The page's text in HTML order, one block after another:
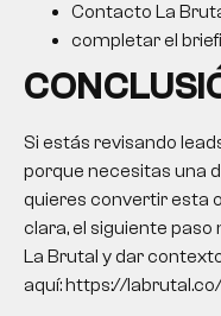
Contacto La
completar el
Si estás revisando
porque necesitas una
quieres convertir esta
clara, el siguiente
La Brutal y dar
aquí: https://